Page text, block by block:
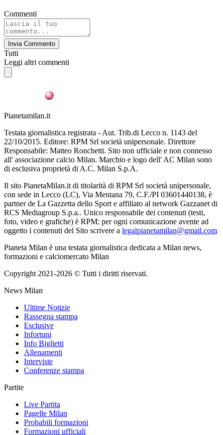
Commenti
Invia Commento
Tutti
Leggi altri commenti
Pianetamilan.it
Testata giornalistica registrata - Aut. Trib.di Lecco n. 1143 del
22/10/2015. Editore: RPM Srl società unipersonale. Direttore
Responsabile: Matteo Ronchetti. Sito non ufficiale e non connesso
all' associazione calcio Milan. Marchio e logo dell' AC Milan sono
di esclusiva proprietà di A.C. Milan S.p.A.
Il sito PianetaMilan.it di titolarità di RPM Srl società unipersonale,
con sede in Lecco (LC), Via Mentana 79, C.F./PI 03601440138, è
partner de La Gazzetta dello Sport e affiliato al network Gazzanet di
RCS Mediagroup S.p.a.. Unico responsabile dei contenuti (testi,
foto, video e grafiche) è RPM; per ogni comunicazione avente ad
oggetto i contenuti del Sito scrivere a legalpianetamilan@gmail.com
Pianeta Milan è una testata giornalistica dedicata a Milan news,
formazioni e calciomercato Milan
Copyright 2021-2026 © Tutti i diritti riservati.
News Milan
Ultime Notizie
Rassegna stampa
Esclusive
Infortuni
Info Biglietti
Allenamenti
Interviste
Conferenze stampa
Partite
Live Partita
Pagelle Milan
Probabili formazioni
Formazioni ufficiali